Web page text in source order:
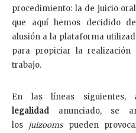
procedimiento: la de juicio
que aquí hemos decidido
alusión a la plataforma
para propiciar la
trabajo.
En las líneas siguientes,
legalidad anunciado, se
los juizoomspueden